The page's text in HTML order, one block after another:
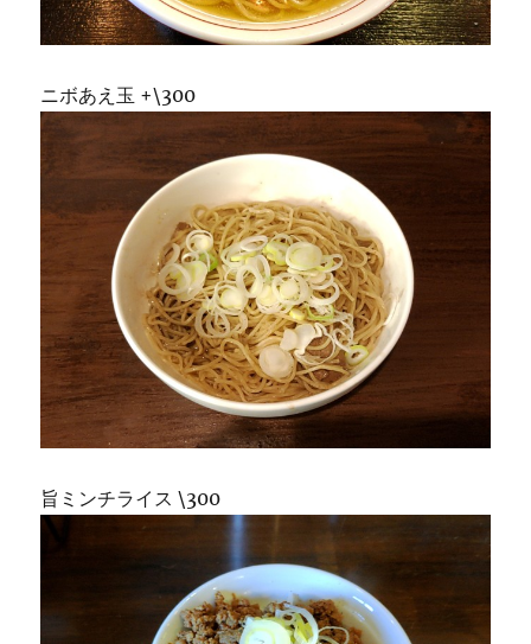
ニボあえ玉 +\300
旨ミンチライス \300